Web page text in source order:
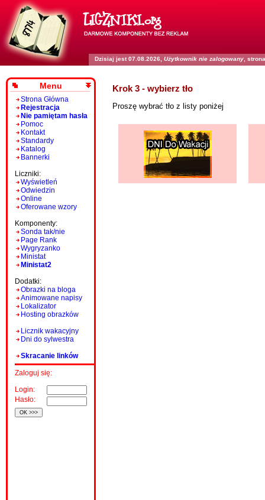
Dzisiaj jest 07.08.2026, Użytkownik nie zalogowany ,
Menu
Strona Główna
Rejestracja
Nie pamiętam hasła
Pomoc
Kontakt
Standardy
Katalog
Bannerki
Liczniki:
Wyświetleń
Odwiedzin
Online
Oferowane wzory
Komponenty:
Sonda tak/nie
Page Rank
Wygryzanko
Ministat
Ministat2
Dodatki:
Obrazki na bloga
Animowane napisy
Lokalizator
Hosting obrazków
Licznik wakacyjny
Dni do sylwestra
Skracanie linków
Zaloguj się:
Login:
Hasło:
Krok 3 - wybierz tło
Proszę wybrać tło z listy poniżej